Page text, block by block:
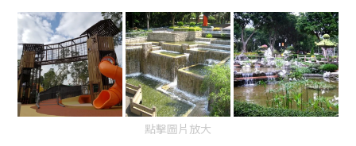
點擊圖片放大